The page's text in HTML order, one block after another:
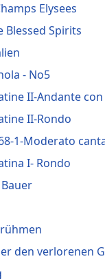
Elysees
Blessed Spirits
- No5
II-Andante
II-Rondo
1-Moderato
I- Rondo
den verlorenen